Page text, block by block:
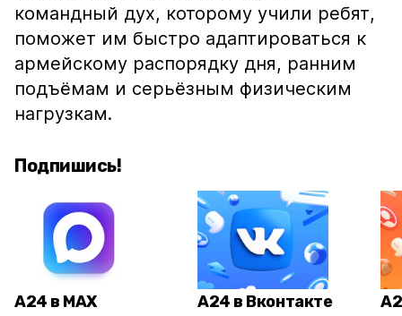
командный дух, которому учили ребят,
поможет им быстро адаптироваться к
армейскому распорядку дня, ранним
подъёмам и серьёзным физическим
нагрузкам.
Подпишись!
А24 в MAX А24 в Вконтакте